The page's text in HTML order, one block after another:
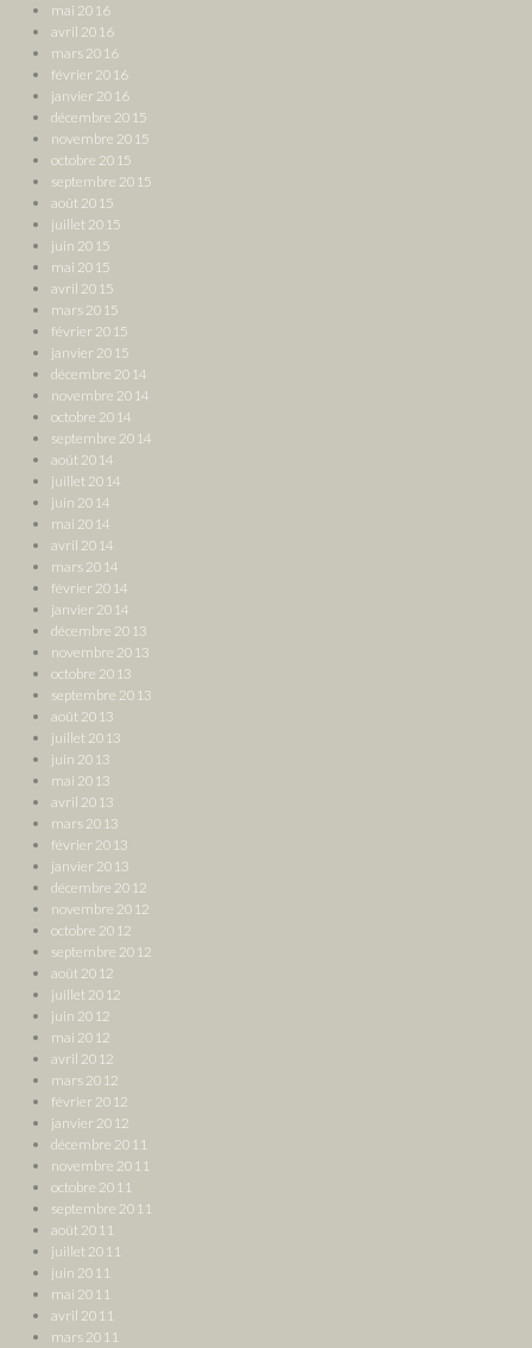
mai 2016
avril 2016
mars 2016
février 2016
janvier 2016
décembre 2015
novembre 2015
octobre 2015
septembre 2015
août 2015
juillet 2015
juin 2015
mai 2015
avril 2015
mars 2015
février 2015
janvier 2015
décembre 2014
novembre 2014
octobre 2014
septembre 2014
août 2014
juillet 2014
juin 2014
mai 2014
avril 2014
mars 2014
février 2014
janvier 2014
décembre 2013
novembre 2013
octobre 2013
septembre 2013
août 2013
juillet 2013
juin 2013
mai 2013
avril 2013
mars 2013
février 2013
janvier 2013
décembre 2012
novembre 2012
octobre 2012
septembre 2012
août 2012
juillet 2012
juin 2012
mai 2012
avril 2012
mars 2012
février 2012
janvier 2012
décembre 2011
novembre 2011
octobre 2011
septembre 2011
août 2011
juillet 2011
juin 2011
mai 2011
avril 2011
mars 2011